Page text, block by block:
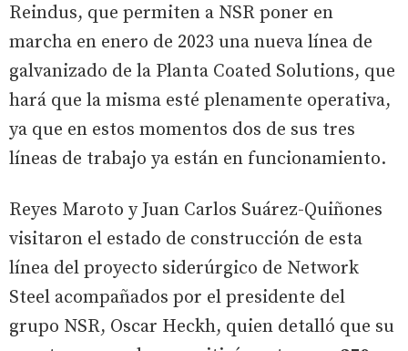
Reindus, que permiten a NSR poner en
marcha en enero de 2023 una nueva línea de
galvanizado de la Planta Coated Solutions, que
hará que la misma esté plenamente operativa,
ya que en estos momentos dos de sus tres
líneas de trabajo ya están en funcionamiento.
Reyes Maroto y Juan Carlos Suárez-Quiñones
visitaron el estado de construcción de esta
línea del proyecto siderúrgico de Network
Steel acompañados por el presidente del
grupo NSR, Oscar Heckh, quien detalló que su